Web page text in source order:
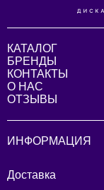
КАТАЛОГ
БРЕНДЫ
КОНТАКТЫ
О НАС
ОТЗЫВЫ
ИНФОРМАЦИЯ
Доставка